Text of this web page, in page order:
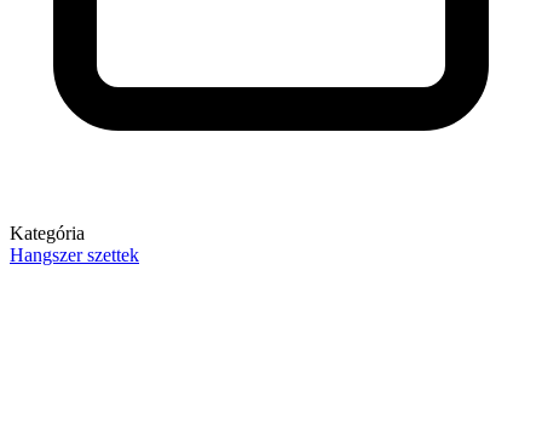
Kategória
Hangszer szettek